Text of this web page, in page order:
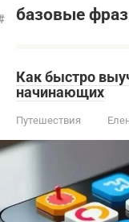
базовые
Как быстро
начинающих
Путешествия